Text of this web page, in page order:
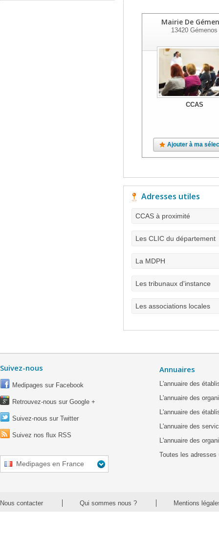
Mairie De
13420 Gémenos
CCAS
Ajouter à ma
Adresses utiles
CCAS à proximité
Les CLIC du département
La MDPH
Les tribunaux d'instance
Les associations locales
Suivez-nous
Medipages sur Facebook
Retrouvez-nous sur Google +
Suivez-nous sur Twitter
Suivez nos flux RSS
Medipages en France
Annuaires
L'annuaire des
L'annuaire des
L'annuaire des
L'annuaire des
L'annuaire des
Toutes les adresses
Nous contacter Qui sommes nous ? Mentions